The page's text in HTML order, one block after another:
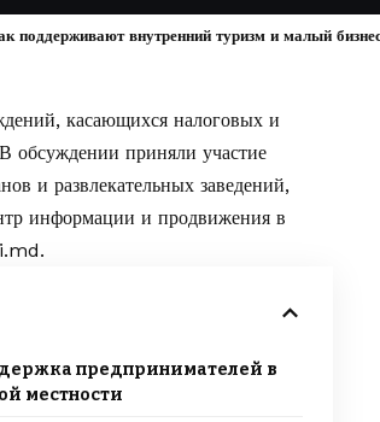
внутренний туризм и малый
касающихся налоговых и
обсуждении приняли участие
и развлекательных заведений,
информации и продвижения в
.
предпринимателей в
местности